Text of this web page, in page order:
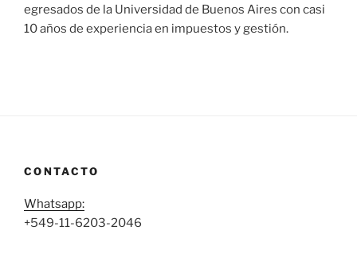
egresados de la Universidad de Buenos Aires con casi
10 años de experiencia en impuestos y gestión.
CONTACTO
Whatsapp:
+549-11-6203-2046